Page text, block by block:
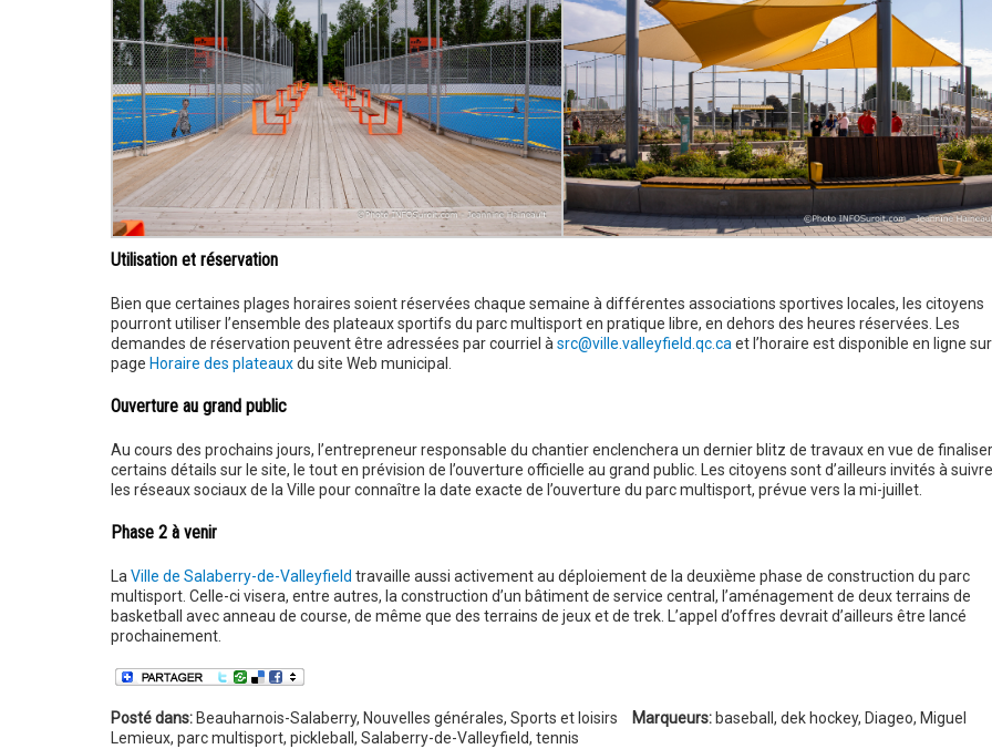
Utilisation et réservation
Bien que certaines plages horaires soient réservées chaque semaine à différentes associations sportives locales, les citoyens
pourront utiliser l’ensemble des plateaux sportifs du parc multisport en pratique libre, en dehors des heures réservées. Les
demandes de réservation peuvent être adressées par courriel àsrc@ville.valleyfield.qc.caet l’horaire est disponible en ligne
page Horaire des plateauxdu site Web municipal.
Ouverture au grand public
Au cours des prochains jours, l’entrepreneur responsable du chantier enclenchera un dernier blitz de travaux en vue de finaliser
certains détails sur le site, le tout en prévision de l’ouverture officielle au grand public. Les citoyens sont d’ailleurs invités à suivre
les réseaux sociaux de la Ville pour connaître la date exacte de l’ouverture du parc multisport, prévue vers la mi-juillet.
Phase 2 à venir
LaVille de Salaberry-de-Valleyfield travaille aussi activement au déploiement de la deuxième phase de construction du parc
multisport. Celle-ci visera, entre autres, la construction d’un bâtiment de service central, l’aménagement de deux terrains de
basketball avec anneau de course, de même que des terrains de jeux et de trek. L’appel d’offres devrait d’ailleurs être lancé
prochainement.
Posté dans: Beauharnois-Salaberry, Nouvelles générales, Sports et loisirs Marqueurs: baseball , dek hockey, Diageo, Miguel
Lemieux, parc multisport, pickleball , Salaberry-de-Valleyfield, tennis